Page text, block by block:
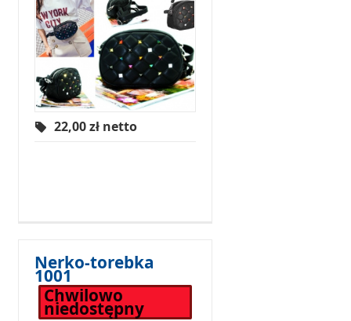
22,00zł netto
Nerko-torebka
1001
Chwilowo
niedostępny